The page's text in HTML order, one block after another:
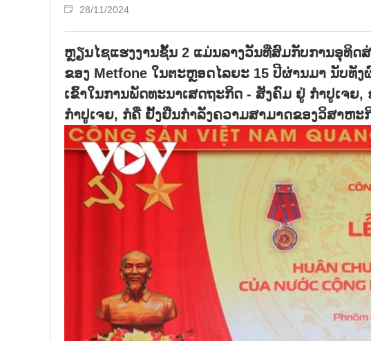
28/11/2024
ຫຼຽນໄຊແຮງງານຊັ້ນ 2 ແມ່ນລາງວັນທີ່ສົມກັບການອຸທິ
ຂອງ Metfone ໃນຕະຫຼອດໄລຍະ 15 ປີຜ່ານມາ ນັບທັ
ເຂົ້າໃນການພັດທະນາເສດຖະກິດ - ສັງຄົມ ຢູ່ ກຳປູເຈ
ກຳປູເຈຍ, ກໍຄື ຢັ້ງຢືນກຳລັງຄວາມສາມາດຂອງວິສາຫ